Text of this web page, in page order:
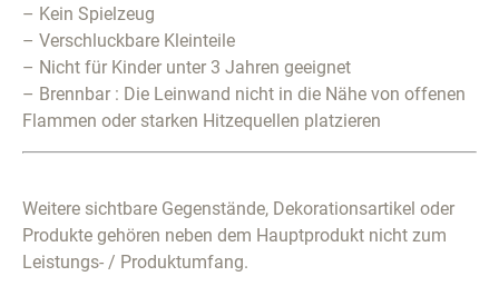
– Kein Spielzeug
– Verschluckbare Kleinteile
– Nicht für Kinder unter 3 Jahren geeignet
– Brennbar : Die Leinwand nicht in die Nähe von offenen
Flammen oder starken Hitzequellen platzieren
Weitere sichtbare Gegenstände, Dekorationsartikel oder
Produkte gehören neben dem Hauptprodukt nicht zum
Leistungs- / Produktumfang.